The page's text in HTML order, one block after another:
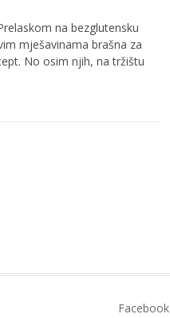
na bezglutensku
mješavinama brašna za
No osim njih, na tržištu
Facebook